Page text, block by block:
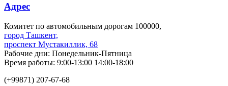
Адрес
Комитет по автомобильным дорогам 100000,
город Ташкент,
проспект Мустакиллик, 68
Рабочие дни: Понедельник-Пятница
Время работы: 9:00-13:00 14:00-18:00
(+99871) 207-67-68